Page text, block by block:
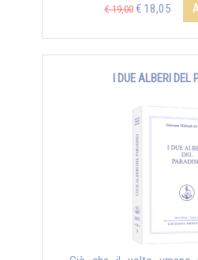
€ 19,00 € 18,05
I DUE ALBERI DEL